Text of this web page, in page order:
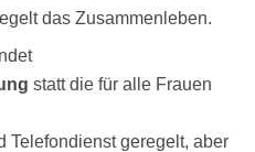
das Zusammenleben.
statt die für alle Frauen
Telefondienst geregelt, aber